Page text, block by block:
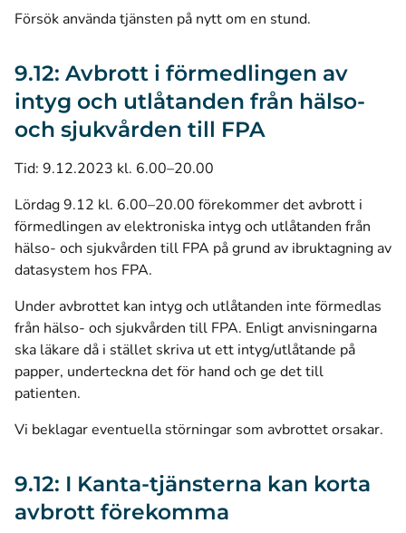
Försök använda tjänsten på nytt om en stund.
9.12: Avbrott i förmedlingen av
intyg och utlåtanden från hälso-
och sjukvården till FPA
Tid: 9.12.2023 kl. 6.00–20.00
Lördag 9.12 kl. 6.00–20.00 förekommer det avbrott i
förmedlingen av elektroniska intyg och utlåtanden från
hälso- och sjukvården till FPA på grund av ibruktagning av
datasystem hos FPA.
Under avbrottet kan intyg och utlåtanden inte förmedlas
från hälso- och sjukvården till FPA. Enligt anvisningarna
ska läkare då i stället skriva ut ett intyg/utlåtande på
papper, underteckna det för hand och ge det till
patienten.
Vi beklagar eventuella störningar som avbrottet orsakar.
9.12: I Kanta-tjänsterna kan korta
avbrott förekomma